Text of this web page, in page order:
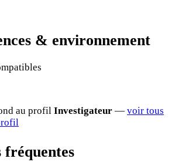
& environnement
au profil Investigateur — voir tous